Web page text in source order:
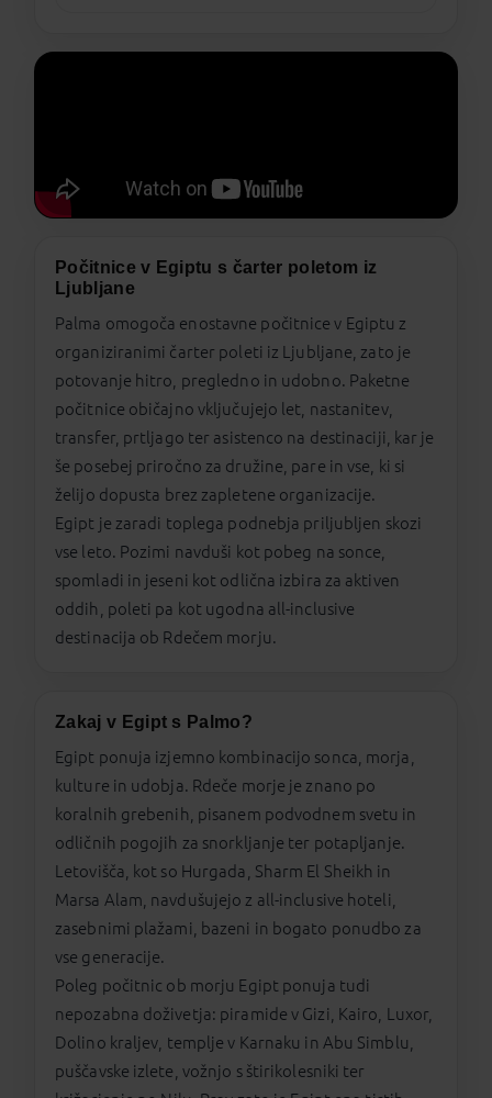
Počitnice v Egiptu s čarter poletom iz
Ljubljane
Palma omogoča enostavne počitnice v Egiptu z
organiziranimi čarter poleti iz Ljubljane, zato je
potovanje hitro, pregledno in udobno. Paketne
počitnice običajno vključujejo let, nastanitev,
transfer, prtljago ter asistenco na destinaciji, kar je
še posebej priročno za družine, pare in vse, ki si
želijo dopusta brez zapletene organizacije.
Egipt je zaradi toplega podnebja priljubljen skozi
vse leto. Pozimi navduši kot pobeg na sonce,
spomladi in jeseni kot odlična izbira za aktiven
oddih, poleti pa kot ugodna all-inclusive
destinacija ob Rdečem morju.
Zakaj v Egipt s Palmo?
Egipt ponuja izjemno kombinacijo sonca, morja,
kulture in udobja. Rdeče morje je znano po
koralnih grebenih, pisanem podvodnem svetu in
odličnih pogojih za snorkljanje ter potapljanje.
Letovišča, kot so Hurgada, Sharm El Sheikh in
Marsa Alam, navdušujejo z all-inclusive hoteli,
zasebnimi plažami, bazeni in bogato ponudbo za
vse generacije.
Poleg počitnic ob morju Egipt ponuja tudi
nepozabna doživetja: piramide v Gizi, Kairo, Luxor,
Dolino kraljev, templje v Karnaku in Abu Simblu,
puščavske izlete, vožnjo s štirikolesniki ter